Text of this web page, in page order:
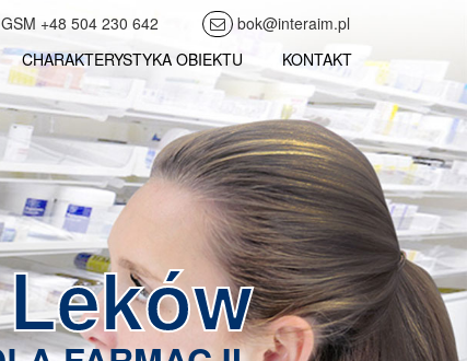
+48 504 230 642
bok@interaim.pl
CHARAKTERYSTYKA OBIEKTU KONTAKT